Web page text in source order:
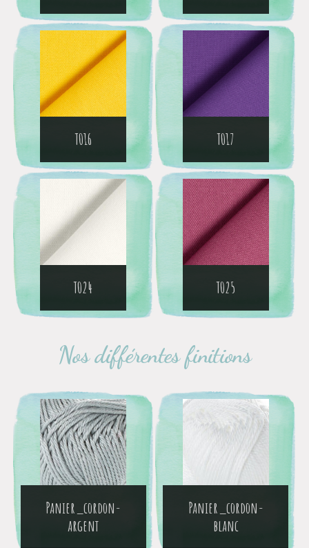
T016 T017
T024 T025
Nos différentes finitions
Panier_cordon-
argent
Panier_cordon-
blanc